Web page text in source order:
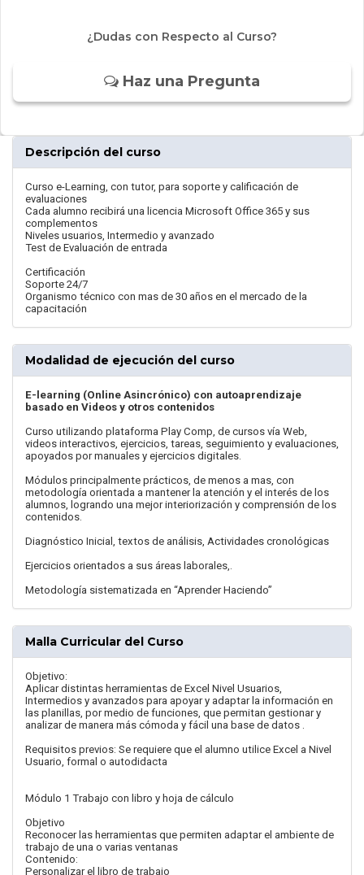
¿Dudas con Respecto al Curso?
Haz una Pregunta
Descripción del curso
Curso e-Learning, con tutor, para soporte y calificación de
evaluaciones
Cada alumno recibirá una licencia Microsoft Office 365 y sus
complementos
Niveles usuarios, Intermedio y avanzado
Test de Evaluación de entrada
Certificación
Soporte 24/7
Organismo técnico con mas de 30 años en el mercado de la
capacitación
Modalidad de ejecución del curso
E-learning (Online Asincrónico) con autoaprendizaje
basado en Videos y otros contenidos
Curso utilizando plataforma Play Comp, de cursos vía Web,
videos interactivos, ejercicios, tareas, seguimiento y evaluaciones,
apoyados por manuales y ejercicios digitales.
Módulos principalmente prácticos, de menos a mas, con
metodología orientada a mantener la atención y el interés de los
alumnos, logrando una mejor interiorización y comprensión de los
contenidos.
Diagnóstico Inicial, textos de análisis, Actividades cronológicas
Ejercicios orientados a sus áreas laborales,.
Metodología sistematizada en “Aprender Haciendo”
Malla Curricular del Curso
Objetivo:
Aplicar distintas herramientas de Excel Nivel Usuarios,
Intermedios y avanzados para apoyar y adaptar la información en
las planillas, por medio de funciones, que permitan gestionar y
analizar de manera más cómoda y fácil una base de datos .
Requisitos previos: Se requiere que el alumno utilice Excel a Nivel
Usuario, formal o autodidacta
Módulo 1 Trabajo con libro y hoja de cálculo
Objetivo
Reconocer las herramientas que permiten adaptar el ambiente de
trabajo de una o varias ventanas
Contenido:
Personalizar el libro de trabajo